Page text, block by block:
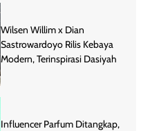
Wilsen Willim x Dian
Sastrowardoyo Rilis Kebaya
Modern, Terinspirasi Dasiyah
Influencer Parfum Ditangkap,